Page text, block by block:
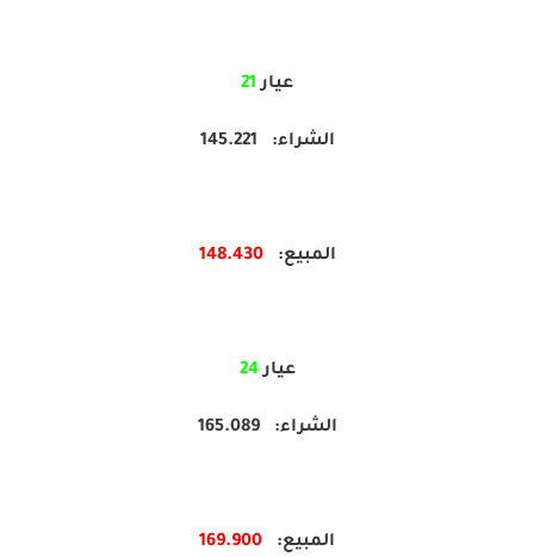
عيار21
الشراء: 145.221
المبيع: 148.430
عيار24
الشراء: 165.089
المبيع: 169.900